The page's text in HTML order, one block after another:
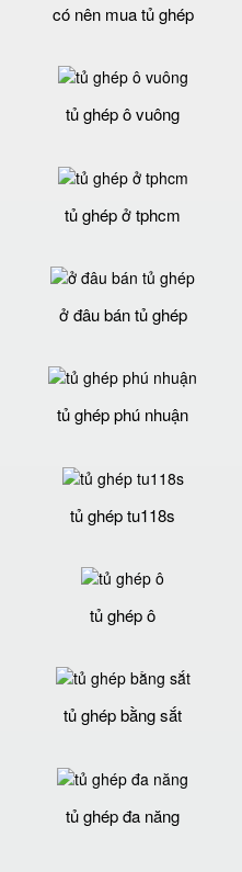
có nên mua tủ ghép
tủ ghép ô vuông
tủ ghép ở tphcm
ở đâu bán tủ ghép
tủ ghép phú nhuận
tủ ghép tu118s
tủ ghép ô
tủ ghép bằng sắt
tủ ghép đa năng